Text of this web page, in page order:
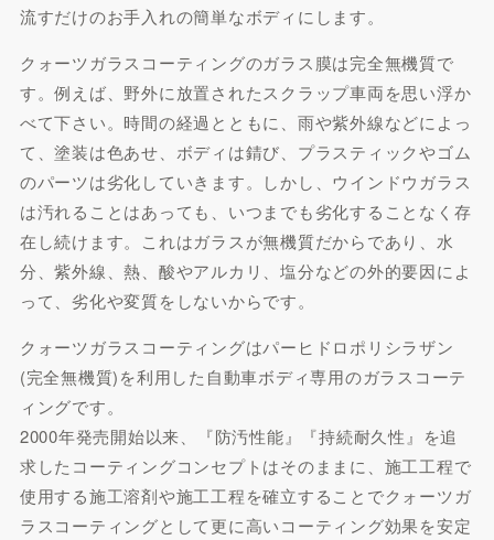
流すだけのお手入れの簡単なボディにします。
クォーツガラスコーティングのガラス膜は完全無機質で
す。例えば、野外に放置されたスクラップ車両を思い浮か
べて下さい。時間の経過とともに、雨や紫外線などによっ
て、塗装は色あせ、ボディは錆び、プラスティックやゴム
のパーツは劣化していきます。しかし、ウインドウガラス
は汚れることはあっても、いつまでも劣化することなく存
在し続けます。これはガラスが無機質だからであり、水
分、紫外線、熱、酸やアルカリ、塩分などの外的要因によ
って、劣化や変質をしないからです。
クォーツガラスコーティングはパーヒドロポリシラザン
(完全無機質)を利用した自動車ボディ専用のガラスコーテ
ィングです。
2000年発売開始以来、『防汚性能』『持続耐久性』を追
求したコーティングコンセプトはそのままに、施工工程で
使用する施工溶剤や施工工程を確立することでクォーツガ
ラスコーティングとして更に高いコーティング効果を安定